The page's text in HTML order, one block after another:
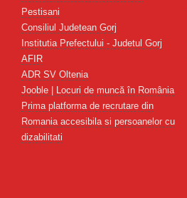
Pestisani
Consiliul Judetean Gorj
Institutia Prefectului - Judetul Gorj
AFIR
ADR SV Oltenia
Jooble | Locuri de muncă în România
Prima platforma de recrutare din
Romania accesibila si persoanelor cu
dizabilitati